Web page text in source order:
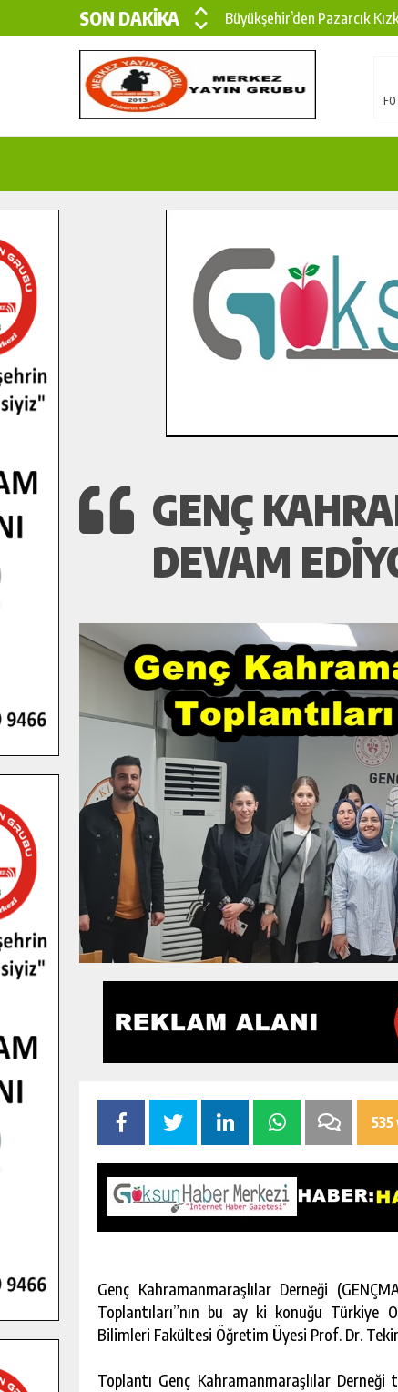
SON DAKİKA
Büyükşehir’den Pazarcık
Büyükşehir’den Pazarcık
Çin’den KSÜ’ye Uluslararası
İlçe Jandarma Komutanı
Bertiz’in Yeni Köprüsünde
GENÇ
DEVAM
Genç Kahramanmaraşlılar Derneği
Toplantıları”nın bu ay ki konuğu Türkiye
Bilimleri Fakültesi Öğretim Üyesi Prof. Dr.
Toplantı Genç Kahramanmaraşlılar